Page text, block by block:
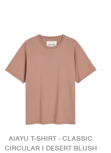
AIAYU T-SHIRT - CLASSIC
CIRCULAR I DESERT BLUSH